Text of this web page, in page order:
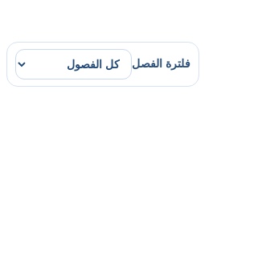
فلترة الفصل